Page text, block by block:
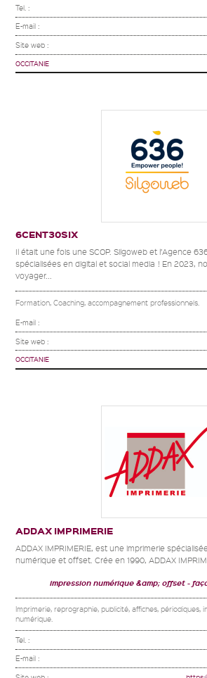
Tel. :
E-mail :
Site web :
OCCITANIE
6CENT30SIX
Il était une fois une SCOP. Silgoweb et l’Agence
spécialisées en digital et social media ! En 2023,
voyager...
Formation, Coaching, accompagnement professionnels.
E-mail :
Site web :
OCCITANIE
ADDAX IMPRIMERIE
ADDAX IMPRIMERIE, est une imprimerie
numérique et offset. Crée en 1990, ADDAX
impression numérique &amp; offset
Imprimerie, reprographie, publicité, affiches, périodiques,
numérique.
Tel. :
E-mail :